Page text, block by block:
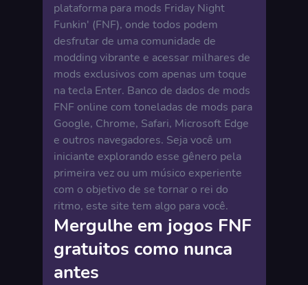
plataforma para mods Friday Night
Funkin' (FNF), onde todos podem
desfrutar de uma comunidade de
modding vibrante e acessar milhares de
mods exclusivos com apenas um toque
na tecla Enter. Banco de dados de mods
FNF online com toneladas de mods para
Google, Chrome, Safari, Microsoft Edge
e outros navegadores. Seja você um
iniciante explorando esse gênero pela
primeira vez ou um músico experiente
com o objetivo de se tornar o rei do
ritmo, este site tem algo para você.
Mergulhe em jogos FNF
gratuitos como nunca
antes